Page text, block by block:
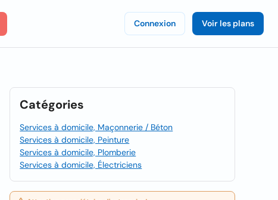
Connexion Voir les plans
Catégories
Services à domicile, Maçonnerie / Béton
Services à domicile, Peinture
Services à domicile, Plomberie
Services à domicile, Électriciens